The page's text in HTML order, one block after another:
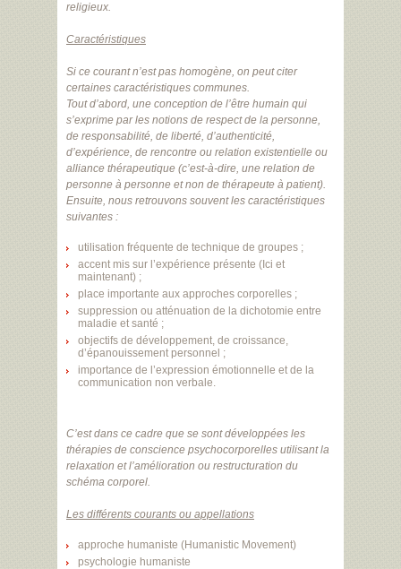
religieux.
Caractéristiques
Si ce courant n’est pas homogène, on peut citer
certaines caractéristiques communes.
Tout d’abord, une conception de l’être humain qui
s’exprime par les notions de respect de la personne,
de responsabilité, de liberté, d’authenticité,
d’expérience, de rencontre ou relation existentielle ou
alliance thérapeutique (c’est-à-dire, une relation de
personne à personne et non de thérapeute à patient).
Ensuite, nous retrouvons souvent les caractéristiques
suivantes :
utilisation fréquente de technique de groupes ;
accent mis sur l’expérience présente (Ici et
maintenant) ;
place importante aux approches corporelles ;
suppression ou atténuation de la dichotomie entre
maladie et santé ;
objectifs de développement, de croissance,
d’épanouissement personnel ;
importance de l’expression émotionnelle et de la
communication non verbale.
C’est dans ce cadre que se sont développées les
thérapies de conscience psychocorporelles utilisant la
relaxation et l’amélioration ou restructuration du
schéma corporel.
Les différents courants ou appellations
approche humaniste (Humanistic Movement)
psychologie humaniste